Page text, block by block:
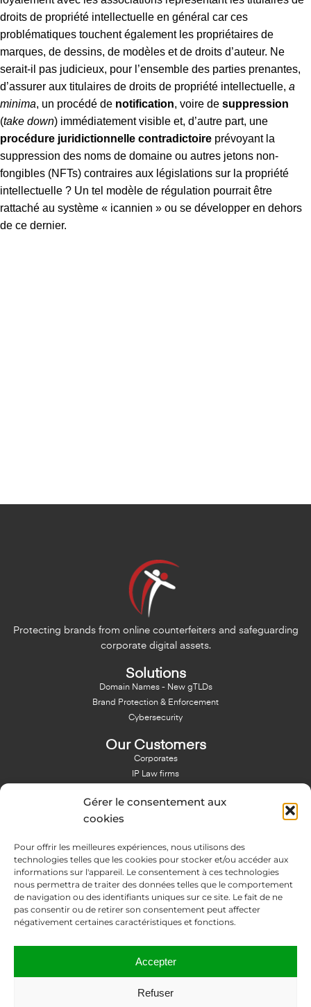
Gérer le consentement aux
cookies
Pour offrir les meilleures expériences, nous utilisons des
technologies telles que les cookies pour stocker et/ou accéder aux
informations sur l'appareil. Le consentement à ces technologies
nous permettra de traiter des données telles que le comportement
de navigation ou des identifiants uniques sur ce site. Le fait de ne
pas consentir ou de retirer son consentement peut affecter
négativement certaines caractéristiques et fonctions.
Accepter
Refuser
droits de propriété intellectuelle en général car ces
problématiques touchent également les propriétaires de
marques, de dessins, de modèles et de droits d’auteur. Ne
serait-il pas judicieux, pour l’ensemble des parties prenantes,
d’assurer aux titulaires de droits de propriété intellectuelle, a
minima, un procédé de notification, voire de suppression
(take down) immédiatement visible et, d’autre part, une
procédure juridictionnelle contradictoire prévoyant la
suppression des noms de domaine ou autres jetons non-
fongibles (NFTs) contraires aux législations sur la propriété
intellectuelle ? Un tel modèle de régulation pourrait être
rattaché au système « icannien » ou se développer en dehors
de ce dernier.
Protecting brands from online counterfeiters and safeguarding
corporate digital assets.
Solutions
Domain Names - New gTLDs
Brand Protection & Enforcement
Cybersecurity
Our Customers
Corporates
IP Law firms
Resources & Blog
NFT - News From There
Domain Names Search
About Us
Expertise
Team
Memberships
Contact us